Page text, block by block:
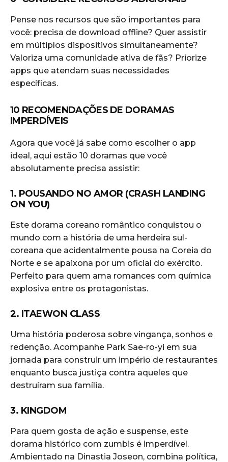
Pense nos recursos que são importantes para
você: precisa de download offline? Quer assistir
em múltiplos dispositivos simultaneamente?
Valoriza uma comunidade ativa de fãs? Priorize
apps que atendam suas necessidades
específicas.
10 RECOMENDAÇÕES DE DORAMAS
IMPERDÍVEIS
Agora que você já sabe como escolher o app
ideal, aqui estão 10 doramas que você
absolutamente precisa assistir:
1. POUSANDO NO AMOR (CRASH LANDING
ON YOU)
Este dorama coreano romântico conquistou o
mundo com a história de uma herdeira sul-
coreana que acidentalmente pousa na Coreia do
Norte e se apaixona por um oficial do exército.
Perfeito para quem ama romances com química
explosiva entre os protagonistas.
2. ITAEWON CLASS
Uma história poderosa sobre vingança, sonhos e
redenção. Acompanhe Park Sae-ro-yi em sua
jornada para construir um império de restaurantes
enquanto busca justiça contra aqueles que
destruíram sua família.
3. KINGDOM
Para quem gosta de ação e suspense, este
dorama histórico com zumbis é imperdível.
Ambientado na Dinastia Joseon, combina política,